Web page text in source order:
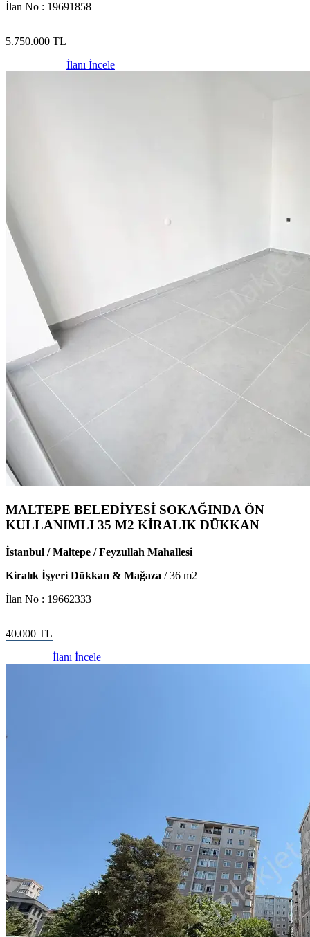
İlan No : 19691858
5.750.000 TL
İlanı İncele
MALTEPE BELEDİYESİ SOKAĞINDA ÖN
KULLANIMLI 35 M2 KİRALIK DÜKKAN
İstanbul / Maltepe / Feyzullah Mahallesi
Kiralık İşyeri Dükkan & Mağaza /36 m2
İlan No : 19662333
40.000 TL
İlanı İncele